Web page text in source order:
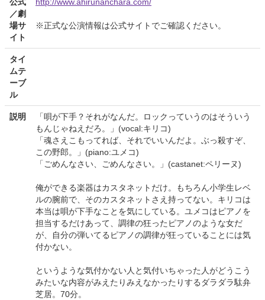
／劇
場サ
イト
※正式な公演情報は公式サイトでご確認ください。
タイ
ムテ
ーブ
ル
説明
「唄が下手？それがなんだ。ロックっていうのはそういう
もんじゃねえだろ。」(vocal:キリコ)
「魂さえこもってれば、それでいいんだよ。ぶっ殺すぞ、
この野郎。」(piano:ユメコ)
「ごめんなさい、ごめんなさい。」(castanet:ペリーヌ)
俺ができる楽器はカスタネットだけ。もちろん小学生レベ
ルの腕前で、そのカスタネットさえ持ってない。キリコは
本当は唄が下手なことを気にしている。ユメコはピアノを
担当するだけあって、調律の狂ったピアノのような女だ
が、自分の弾いてるピアノの調律が狂っていることには気
付かない。
というような気付かない人と気付いちゃった人がどうこう
みたいな内容がみえたりみえなかったりするダラダラ駄弁
芝居。70分。